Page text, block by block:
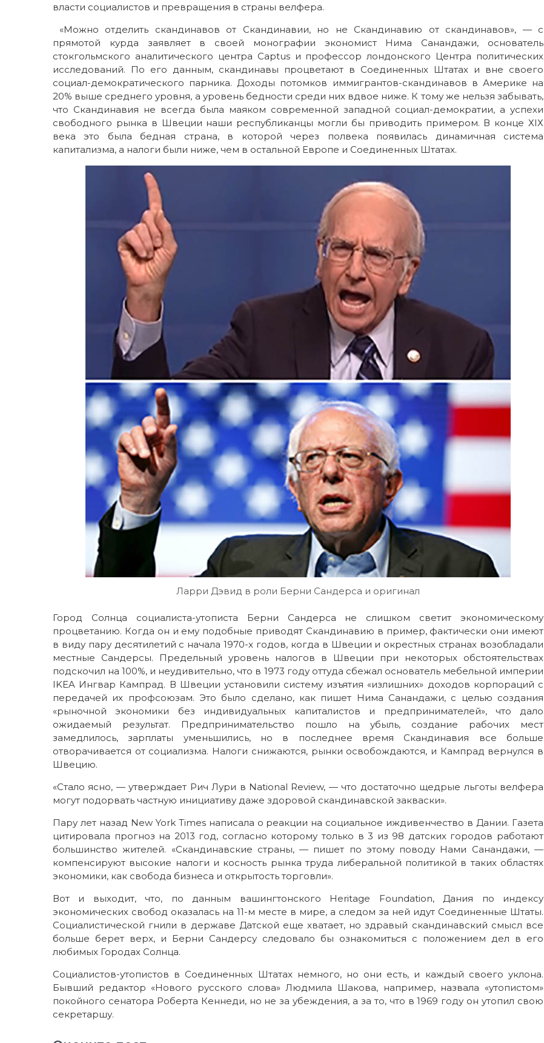
власти социалистов и превращения в страны велфера.
«Можно отделить скандинавов от Скандинавии, но не Скандинавию от скандинавов», — с
прямотой курда заявляет в своей монографии экономист Нима Санандажи, основатель
стокгольмского аналитического центра Captus и профессор лондонского Центра политических
исследований. По его данным, скандинавы процветают в Соединенных Штатах и вне своего
социал-демократического парника. Доходы потомков иммигрантов-скандинавов в Америке на
20% выше среднего уровня, а уровень бедности среди них вдвое ниже. К тому же нельзя забывать,
что Скандинавия не всегда была маяком современной западной социал-демократии, а успехи
свободного рынка в Швеции наши республиканцы могли бы приводить примером. В конце ХIХ
века это была бедная страна, в которой через полвека появилась динамичная система
капитализма, а налоги были ниже, чем в остальной Европе и Соединенных Штатах.
Ларри Дэвид в роли Берни Сандерса и оригинал
Город Солнца социалиста-утописта Берни Сандерса не слишком светит экономическому
процветанию. Когда он и ему подобные приводят Скандинавию в пример, фактически они имеют
в виду пару десятилетий с начала 1970-х годов, когда в Швеции и окрестных странах возобладали
местные Сандерсы. Предельный уровень налогов в Швеции при некоторых обстоятельствах
подскочил на 100%, и неудивительно, что в 1973 году оттуда сбежал основатель мебельной империи
IKEA Ингвар Кампрад. В Швеции установили систему изъятия «излишних» доходов корпораций с
передачей их профсоюзам. Это было сделано, как пишет Нима Санандажи, с целью создания
«рыночной экономики без индивидуальных капиталистов и предпринимателей», что дало
ожидаемый результат. Предпринимательство пошло на убыль, создание рабочих мест
замедлилось, зарплаты уменьшились, но в последнее время Скандинавия все больше
отворачивается от социализма. Налоги снижаются, рынки освобождаются, и Кампрад вернулся в
Швецию.
«Стало ясно, — утверждает Рич Лури в National Review, — что достаточно щедрые льготы велфера
могут подорвать частную инициативу даже здоровой скандинавской закваски».
Пару лет назад New York Times написала о реакции на социальное иждивенчество в Дании. Газета
цитировала прогноз на 2013 год, согласно которому только в 3 из 98 датских городов работают
большинство жителей. «Скандинавские страны, — пишет по этому поводу Нами Санандажи, —
компенсируют высокие налоги и косность рынка труда либеральной политикой в таких областях
экономики, как свобода бизнеса и открытость торговли».
Вот и выходит, что, по данным вашингтонского Heritage Foundation, Дания по индексу
экономических свобод оказалась на 11-м месте в мире, а следом за ней идут Соединенные Штаты.
Социалистической гнили в державе Датской еще хватает, но здравый скандинавский смысл все
больше берет верх, и Берни Сандерсу следовало бы ознакомиться с положением дел в его
любимых Городах Солнца.
Социалистов-утопистов в Соединенных Штатах немного, но они есть, и каждый своего уклона.
Бывший редактор «Нового русского слова» Людмила Шакова, например, назвала «утопистом»
покойного сенатора Роберта Кеннеди, но не за убеждения, а за то, что в 1969 году он утопил свою
секретаршу.